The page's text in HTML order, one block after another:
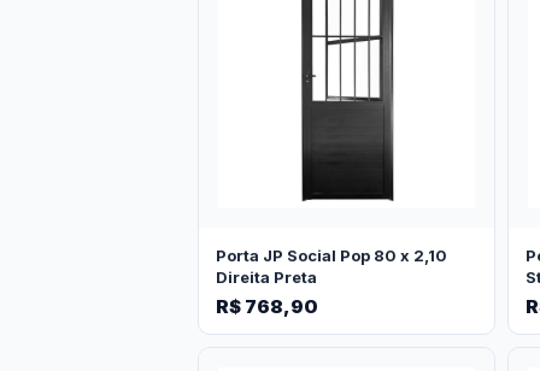
Porta JP Social Pop 80 x 2,10
Direita Preta
R$ 768,90